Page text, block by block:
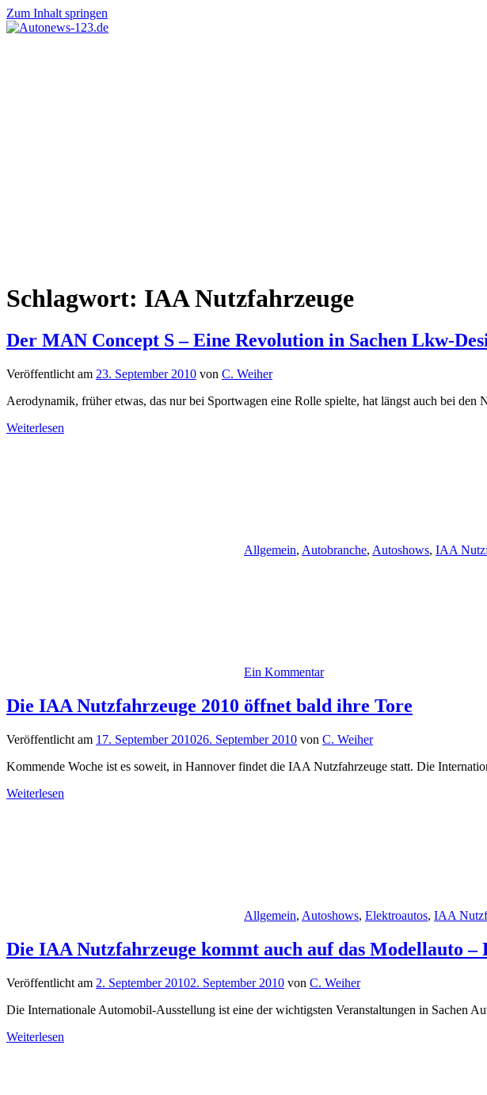
Zum Inhalt springen
Schlagwort: IAA Nutzfahrzeuge
Der MAN Concept S – Eine Revolution in Sachen Lkw-
Veröffentlicht am 23. September 2010 von C. Weiher
Aerodynamik, früher etwas, das nur bei Sportwagen eine Rolle spielte, hat längst auch bei den
Weiterlesen
Allgemein, Autobranche, Autoshows, IAA
Ein Kommentar
Die IAA Nutzfahrzeuge 2010 öffnet bald ihre Tore
Veröffentlicht am 17. September 201026. September 2010 von C. Weiher
Kommende Woche ist es soweit, in Hannover findet die IAA Nutzfahrzeuge statt. Die
Weiterlesen
Allgemein, Autoshows, Elektroautos, IAA
Die IAA Nutzfahrzeuge kommt auch auf das Modellauto –
Veröffentlicht am 2. September 20102. September 2010 von C. Weiher
Die Internationale Automobil-Ausstellung ist eine der wichtigsten Veranstaltungen in Sachen
Weiterlesen